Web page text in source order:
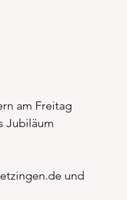
am Freitag
Jubiläum
und